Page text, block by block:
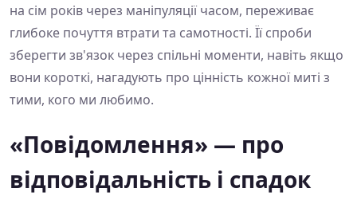
на сім років через маніпуляції часом, переживає
глибоке почуття втрати та самотності. Її спроби
зберегти зв'язок через спільні моменти, навіть якщо
вони короткі, нагадують про цінність кожної миті з
тими, кого ми любимо.
«Повідомлення» — про
відповідальність і спадок